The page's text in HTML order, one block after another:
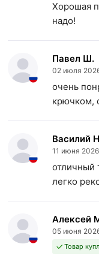
Хорошая
надо!
Павел Ш.
02 июля
очень
крючком,
Василий
11 июня 2026
отличный
легко
Алексей
05 июня
Товар